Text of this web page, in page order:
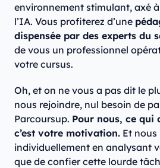
environnement stimulant, axé
l’IA. Vous profiterez d’une
dispensée par des experts du
de vous un professionnel
votre cursus.
Oh, et on ne vous a pas dit le
nous rejoindre, nul besoin de
Parcoursup. Pour nous, ce qui
c’est votre motivation. Et nous
individuellement en analysant
que de confier cette lourde